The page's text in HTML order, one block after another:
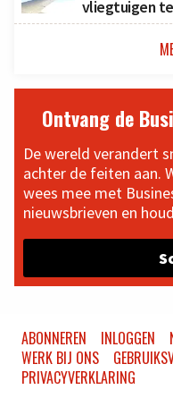
vliegtuigen
Ontvang de
De wereld verandert
achter de feiten aan.
wees mee met
nieuwsbrieven en
ABONNEREN INLOGGEN
WERK BIJ ONS
PRIVACYVERKLARING